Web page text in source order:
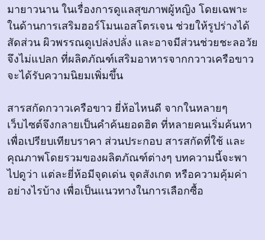
มายาวนาน ในเรื่องการดูแลสุขภาพผู้หญิง โดยเฉพาะ
ในด้านการเสริมฮอร์โมนเอสโตรเจน ช่วยให้รูปร่างได้
สัดส่วน ผิวพรรณดูเปล่งปลั่ง และอาจมีส่วนช่วยชะลอวัย
จึงไม่แปลก ที่ผลิตภัณฑ์เสริมอาหารจากกวาวเครือขาว
จะได้รับความนิยมเพิ่มขึ้น
สารสกัดกวาวเครือขาว ยี่ห้อไหนดี จากในหลายๆ
เว็บไซต์จึงกลายเป็นคำค้นยอดฮิต ที่หลายคนเริ่มค้นหา
เพื่อเปรียบเทียบราคา ส่วนประกอบ สารสกัดที่ใช้ และ
คุณภาพโดยรวมของผลิตภัณฑ์ต่างๆ บทความนี้จะพา
ไปดูว่า แต่ละยี่ห้อมีจุดเด่น จุดสังเกต หรือความคุ้มค่า
อย่างไรบ้าง เพื่อเป็นแนวทางในการเลือกซื้อ